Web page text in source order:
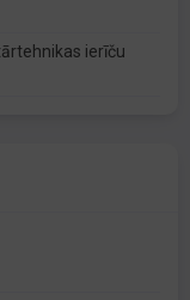
ierīču